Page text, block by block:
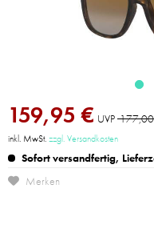
159,95 € UVP
inkl. MwSt.zzgl. Versandkosten
Sofort versandfertig,
Merken